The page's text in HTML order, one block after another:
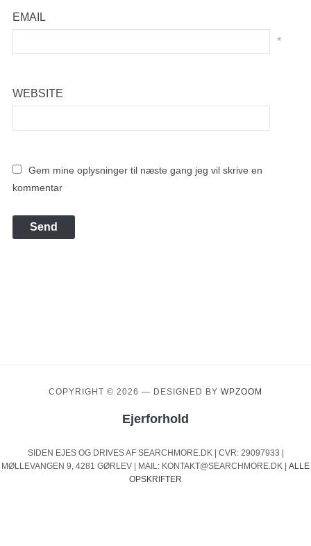
EMAIL
*
WEBSITE
Gem mine oplysninger til næste gang jeg vil skrive en
kommentar
COPYRIGHT © 2026 — DESIGNED BY WPZOOM
Ejerforhold
SIDEN EJES OG DRIVES AF SEARCHMORE.DK | CVR: 29097933 |
MØLLEVANGEN 9, 4281 GØRLEV | MAIL: KONTAKT@SEARCHMORE.DK | ALLE
OPSKRIFTER